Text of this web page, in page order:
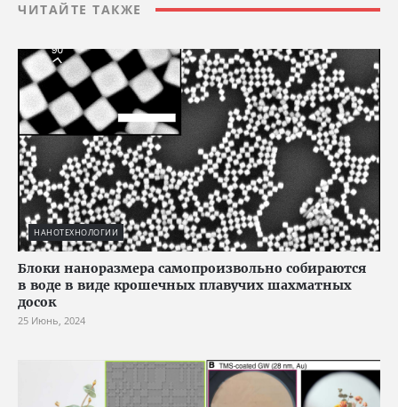
ЧИТАЙТЕ ТАКЖЕ
НАНОТЕХНОЛОГИИ
Блоки наноразмера самопроизвольно собираются
в воде в виде крошечных плавучих шахматных
досок
25 Июнь, 2024